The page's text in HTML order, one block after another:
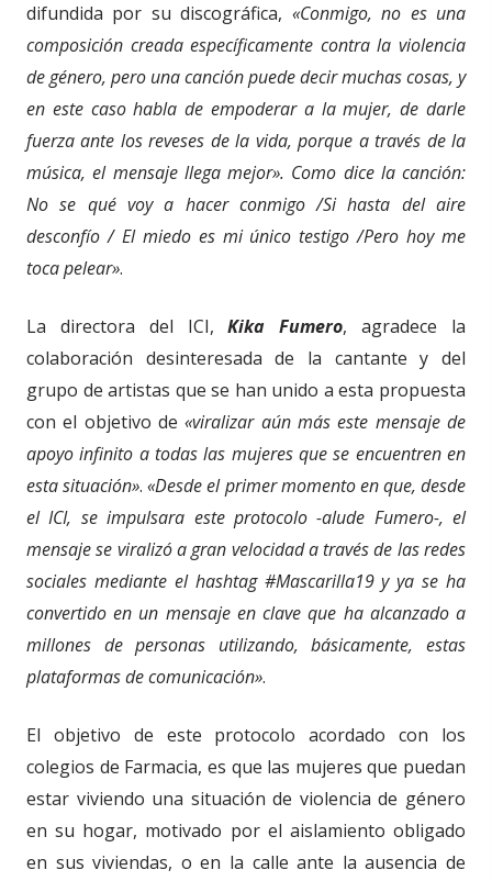
difundida por su discográfica, «Conmigo, no es una
composición creada específicamente contra la violencia
de género, pero una canción puede decir muchas cosas, y
en este caso habla de empoderar a la mujer, de darle
fuerza ante los reveses de la vida, porque a través de la
música, el mensaje llega mejor». Como dice la canción:
No se qué voy a hacer conmigo /Si hasta del aire
desconfío / El miedo es mi único testigo /Pero hoy me
toca pelear».
La directora del ICI,Kika Fumero, agradece la
colaboración desinteresada de la cantante y del
grupo de artistas que se han unido a esta propuesta
con el objetivo de«viralizar aún más este mensaje de
apoyo infinito a todas las mujeres que se encuentren en
esta situación».«Desde el primer momento en que, desde
el ICI, se impulsara este protocolo -alude Fumero-, el
mensaje se viralizó a gran velocidad a través de las redes
sociales mediante el hashtag #Mascarilla19 y ya se ha
convertido en un mensaje en clave que ha alcanzado a
millones de personas utilizando, básicamente, estas
plataformas de comunicación».
El objetivo de este protocolo acordado con los
colegios de Farmacia, es que las mujeres que puedan
estar viviendo una situación de violencia de género
en su hogar, motivado por el aislamiento obligado
en sus viviendas, o en la calle ante la ausencia de